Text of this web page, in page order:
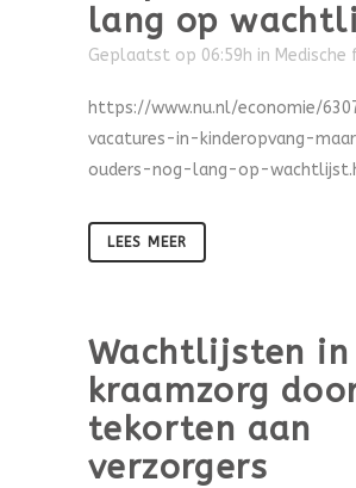
lang op
Geplaatst op 06:59h in Medische
https://www.nu.nl/economie/
vacatures-in-kinderopvang-
ouders-nog-lang-op-
LEES MEER
Wachtlijsten in
kraamzorg
tekorten aan
verzorgers